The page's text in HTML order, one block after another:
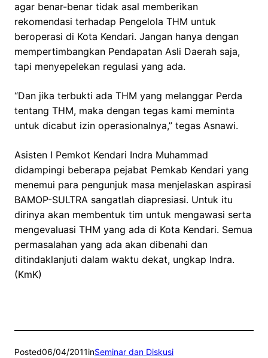
agar benar-benar tidak asal memberikan
rekomendasi terhadap Pengelola THM untuk
beroperasi di Kota Kendari. Jangan hanya dengan
mempertimbangkan Pendapatan Asli Daerah saja,
tapi menyepelekan regulasi yang ada.
“Dan jika terbukti ada THM yang melanggar Perda
tentang THM, maka dengan tegas kami meminta
untuk dicabut izin operasionalnya,” tegas Asnawi.
Asisten I Pemkot Kendari Indra Muhammad
didampingi beberapa pejabat Pemkab Kendari yang
menemui para pengunjuk masa menjelaskan aspirasi
BAMOP-SULTRA sangatlah diapresiasi. Untuk itu
dirinya akan membentuk tim untuk mengawasi serta
mengevaluasi THM yang ada di Kota Kendari. Semua
permasalahan yang ada akan dibenahi dan
ditindaklanjuti dalam waktu dekat, ungkap Indra.
(KmK)
Posted06/04/2011inSeminar dan Diskusi